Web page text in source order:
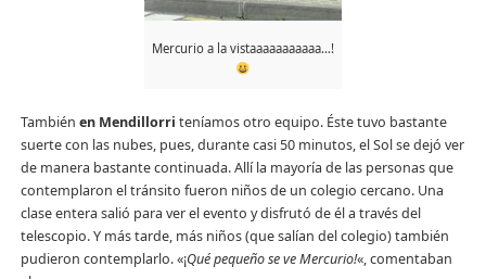
Mercurio a la vistaaaaaaaaaaa…!
También en Mendillorri teníamos otro equipo. Éste tuvo bastante
suerte con las nubes, pues, durante casi 50 minutos, el Sol se dejó ver
de manera bastante continuada. Allí la mayoría de las personas que
contemplaron el tránsito fueron niños de un colegio cercano. Una
clase entera salió para ver el evento y disfrutó de él a través del
telescopio. Y más tarde, más niños (que salían del colegio) también
pudieron contemplarlo. «¡Qué pequeño se ve Mercurio!«, comentaban